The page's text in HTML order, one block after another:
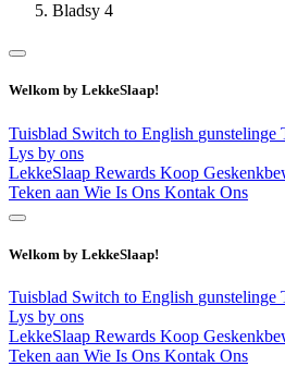
Bladsy 4
Welkom by LekkeSlaap!
Tuisblad Switch to English gunstelinge
Lys by ons
LekkeSlaap Rewards Koop
Teken aan Wie Is Ons Kontak Ons
Welkom by LekkeSlaap!
Tuisblad Switch to English gunstelinge
Lys by ons
LekkeSlaap Rewards Koop
Teken aan Wie Is Ons Kontak Ons